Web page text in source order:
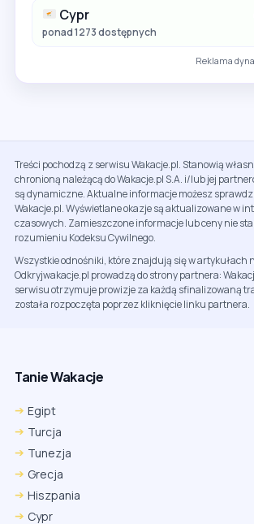
Cypr
ponad 1273 dostępnych
Reklama
Treści pochodzą z serwisu Wakacje.pl. Stanowią
chronioną należącą do Wakacje.pl S.A. i/lub jej
są dynamiczne. Aktualne informacje możesz
Wakacje.pl. Wyświetlane okazje są aktualizowane w
czasowych. Zamieszczone informacje lub ceny nie
rozumieniu Kodeksu Cywilnego.
Wszystkie odnośniki, które znajdują się w artykułach
Odkryjwakacje.pl prowadzą do strony partnera:
serwisu otrzymuje prowizje za każdą sfinalizowaną
została rozpoczęta poprzez kliknięcie linku partnera.
Tanie Wakacje
Egipt
Turcja
Tunezja
Grecja
Hiszpania
Cypr